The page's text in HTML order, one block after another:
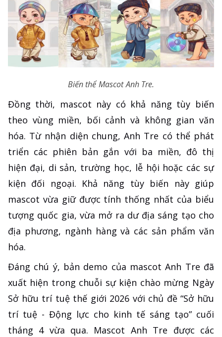
Biến thể Mascot Anh Tre.
Đồng thời, mascot này có khả năng tùy biến
theo vùng miền, bối cảnh và không gian văn
hóa. Từ nhận diện chung, Anh Tre có thể phát
triển các phiên bản gắn với ba miền, đô thị
hiện đại, di sản, trường học, lễ hội hoặc các sự
kiện đối ngoại. Khả năng tùy biến này giúp
mascot vừa giữ được tính thống nhất của biểu
tượng quốc gia, vừa mở ra dư địa sáng tạo cho
địa phương, ngành hàng và các sản phẩm văn
hóa.
Đáng chú ý, bản demo của mascot Anh Tre đã
xuất hiện trong chuỗi sự kiện chào mừng Ngày
Sở hữu trí tuệ thế giới 2026 với chủ đề “Sở hữu
trí tuệ - Động lực cho kinh tế sáng tạo” cuối
tháng 4 vừa qua. Mascot Anh Tre được các